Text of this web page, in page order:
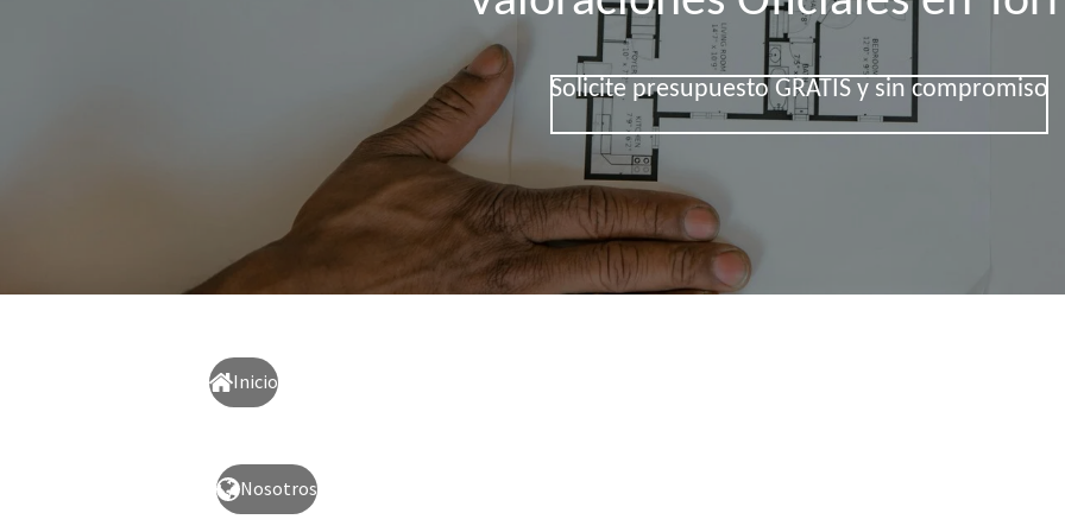
Solicite presupuesto GRATIS y sin compromiso
Inicio
Nosotros